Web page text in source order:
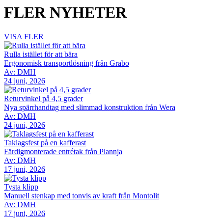
FLER NYHETER
VISA FLER
Rulla istället för att bära
Ergonomisk transportlösning från Grabo
Av: DMH
24 juni, 2026
Returvinkel på 4,5 grader
Nya spärrhandtag med slimmad konstruktion från Wera
Av: DMH
24 juni, 2026
Taklagsfest på en kafferast
Färdigmonterade entrétak från Plannja
Av: DMH
17 juni, 2026
Tysta klipp
Manuell stenkap med tonvis av kraft från Montolit
Av: DMH
17 juni, 2026